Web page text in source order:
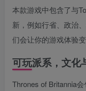
本款游戏中包含了与
新，例如行省、政治
们会让你的游戏体验
可玩派系，文化
Thrones of Britannia